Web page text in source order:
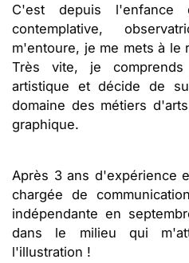
C'est depuis
contemplative,
m'entoure, je me mets à le
Très vite, je
artistique et décide de
domaine des métiers
graphique.
Après 3 ans d'expérience
chargée de
indépendante en
dans le milieu qui
l'illustration !